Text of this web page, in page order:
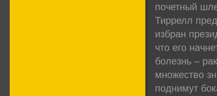
почетный
Тиррелл
избран
что его
болезнь –
множество
поднимут